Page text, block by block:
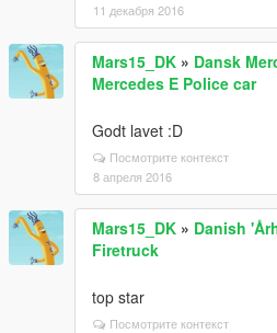
11 декабря 2016
Mars15_DK » Dansk
Mercedes E Police car
Godt lavet :D
Посмотрите контекст
8 апреля 2016
Mars15_DK » Danish
Firetruck
top star
Посмотрите контекст